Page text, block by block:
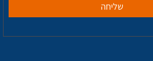
שליחה